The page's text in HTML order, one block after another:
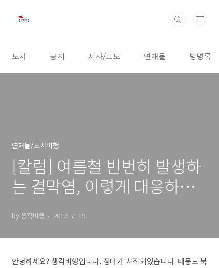
도서 공지 시사/보도 연재물 방명록
연재물/도서비행
[칼럼] 여름철 빈번히 발생하
는 결막염, 이렇게 대응하세
by 생각비행 2012. 7. 19.
안녕하세요? 생각비행입니다. 장마가 시작되었습니다. 태풍도 북